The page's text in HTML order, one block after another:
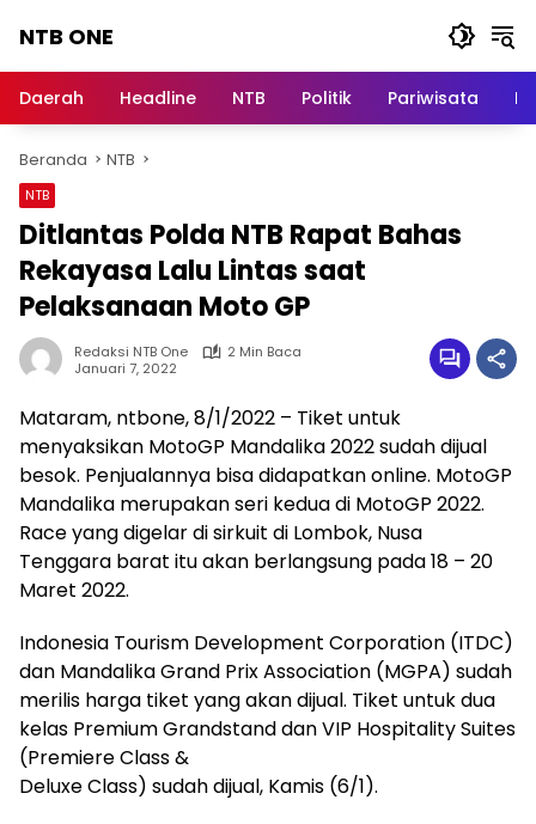
NTB ONE
dan
Berita
Lombok
Daerah Headline NTB Politik Pariwisata
Beranda NTB
NTB
Ditlantas Polda NTB Rapat Bahas
Rekayasa Lalu Lintas saat
Pelaksanaan Moto GP
Redaksi NTB One
2 Min Baca
Januari 7, 2022
Mataram, ntbone, 8/1/2022 – Tiket untuk
menyaksikan MotoGP Mandalika 2022 sudah dijual
besok. Penjualannya bisa didapatkan online. MotoGP
Mandalika merupakan seri kedua di MotoGP 2022.
Race yang digelar di sirkuit di Lombok, Nusa
Tenggara barat itu akan berlangsung pada 18 – 20
Maret 2022.
Indonesia Tourism Development Corporation (ITDC)
dan Mandalika Grand Prix Association (MGPA) sudah
merilis harga tiket yang akan dijual. Tiket untuk dua
kelas Premium Grandstand dan VIP Hospitality Suites
(Premiere Class &
Deluxe Class) sudah dijual, Kamis (6/1).